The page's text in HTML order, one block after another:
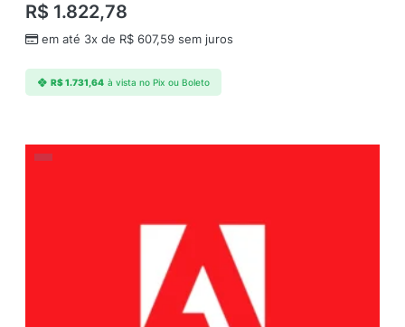
R$ 1.822,78
em até 3x de R$ 607,59 sem juros
R$1.731,64 à vista no Pix ou Boleto